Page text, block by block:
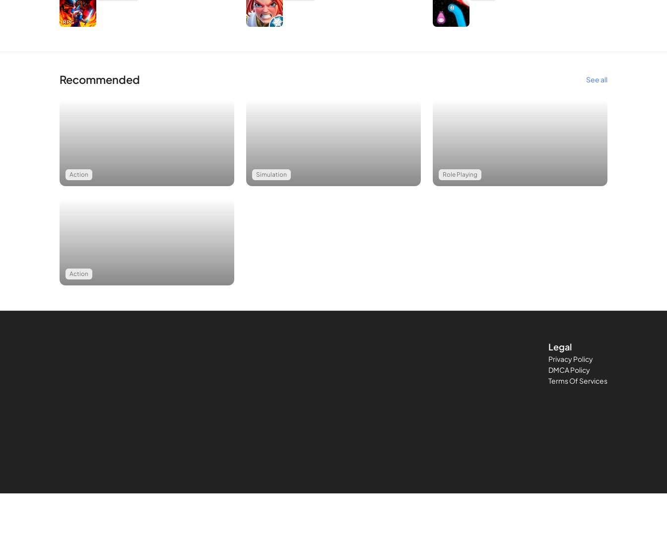
Recommended See all
Action Simulation Role Playing
Action
Legal
Privacy Policy
DMCA Policy
Terms Of Services